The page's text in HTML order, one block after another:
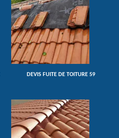
DEVIS FUITE DE TOITURE 59